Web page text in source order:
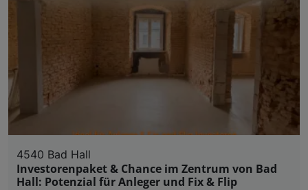
4540 Bad Hall
Investorenpaket & Chance im Zentrum von Bad
Hall: Potenzial für Anleger und Fix & Flip